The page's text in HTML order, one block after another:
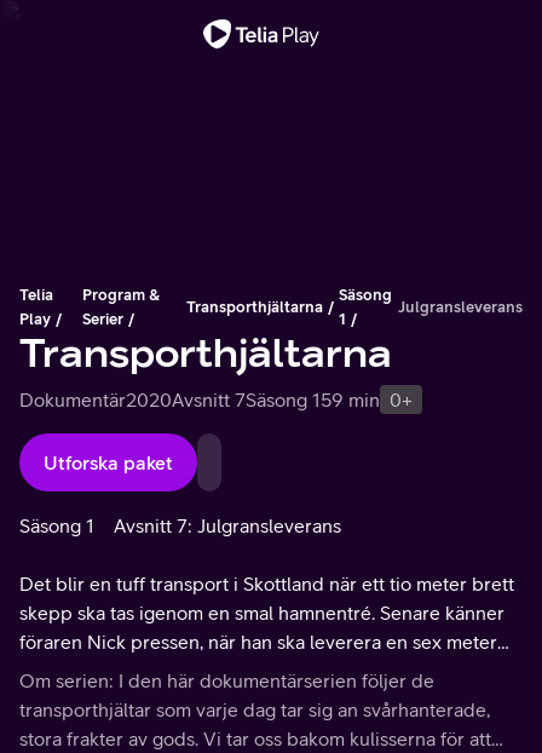
Telia
Play
Program &
Serier
Transporthjältarna
Säsong
1
Julgransleverans
Transporthjältarna
Dokumentär2020Avsnitt 7Säsong 159 min 0+
Utforska paket
Säsong 1 Avsnitt 7: Julgransleverans
Det blir en tuff transport i Skottland när ett tio meter brett
skepp ska tas igenom en smal hamnentré. Senare känner
föraren Nick pressen, när han ska leverera en sex meter
hög julgran, lagom till julfestligheterna.
Om serien: I den här dokumentärserien följer de
transporthjältar som varje dag tar sig an svårhanterade,
stora frakter av gods. Vi tar oss bakom kulisserna för att